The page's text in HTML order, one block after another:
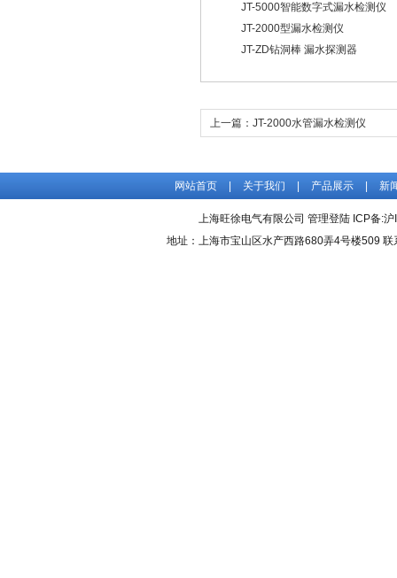
JT-5000智能数字式漏水检测仪
JT-2000型漏水检测仪
JT-ZD钻洞棒 漏水探测器
上一篇： JT-2000水管漏水检测仪
网站首页 关于我们 产品展示 新
上海旺徐电气有限公司 管理登陆 ICP备:沪
地址：上海市宝山区水产西路680弄4号楼509